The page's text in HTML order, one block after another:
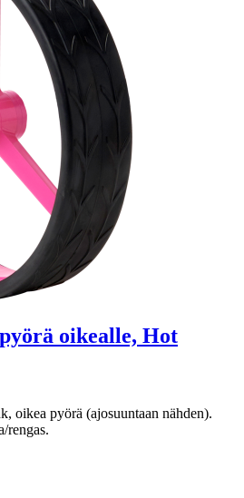
oikealle, Hot
oikea pyörä (ajosuuntaan nähden).
rengas.